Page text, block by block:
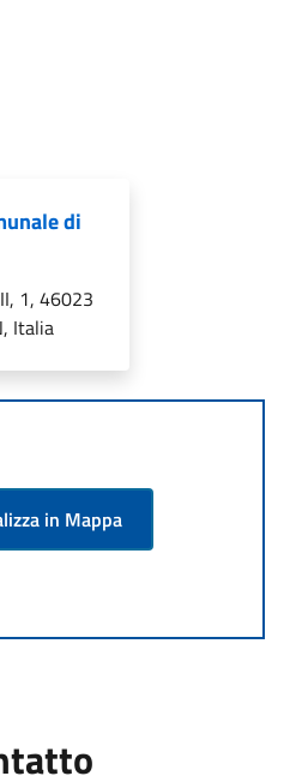
di
1, 46023
Italia
in Mappa